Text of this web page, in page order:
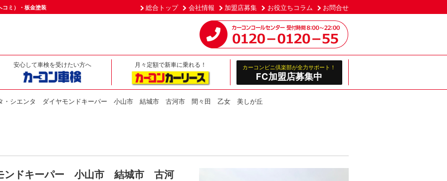
コミ）・板金塗装 総合トップ 会社情報 加盟店募集 お役立ちコラム お問合せ
安心して車検を受けたい方へ 月々定額で新車に乗れる！ カーコンビニ倶楽部が全力サポート！
FC加盟店募集中
・シエンタ ダイヤモンドキーパー 小山市 結城市 古河市 間々田 乙女 美しが丘
ンドキーパー 小山市 結城市 古河